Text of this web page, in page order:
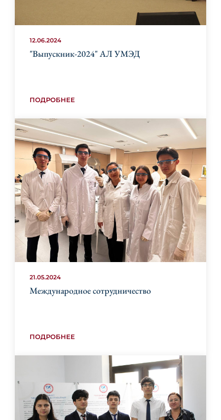
12.06.2024
"Выпускник-2024" АЛ УМЭД
ПОДРОБНЕЕ
21.05.2024
Международное сотрудничество
ПОДРОБНЕЕ